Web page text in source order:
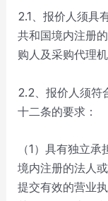
2.1、报价人须具
共和国境内注册
购人及采购代理机
2.2、报价人须符
十二条的要求：
（1）具有独立
境内注册的法人
提交有效的营业